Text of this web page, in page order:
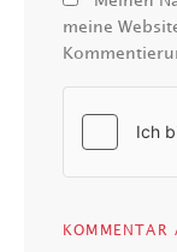
meine